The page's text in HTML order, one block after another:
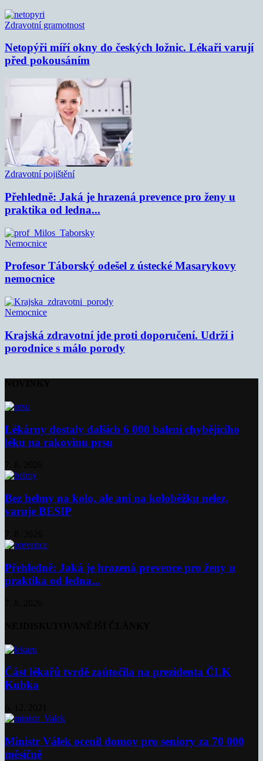
Zdravotní gramotnost
Netopýři míří okny do českých ložnic. Lékaři varují
před pokousáním
Zdravotní pojištění
Přehledně: Jaká je hrazená prevence pro ženy u
praktika od ledna...
Nemocnice
Profesor Táborský odešel z ústecké Masarykovy
nemocnice
Nemocnice
Krajská zdravotní jde proti doporučení. Udrží i
porodnice s málo porody
Lékárny dostaly dalších 6 000 balení chybějícího
léku na rakovinu prsu
Bez helmy na kolo, ale ani na koloběžku nelez,
varuje BESIP
Přehledně: Jaká je hrazená prevence pro ženy u
praktika od ledna...
Část lékařů tvrdě zaútočila na prezidenta ČLK
Kubka
Ministr Válek ocenil domov pro seniory za 70 000
měsíčně